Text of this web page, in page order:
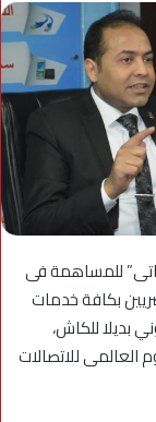
للمساهمة فى
بكافة خدمات
بديلا للكاش،
العالمى للاتصالات